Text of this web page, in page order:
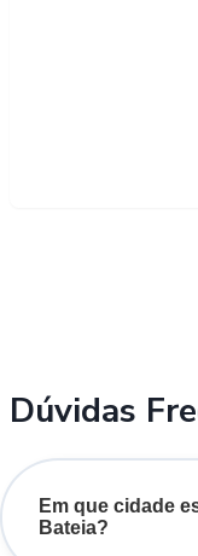
Dúvidas
Em que cidade
Bateia?